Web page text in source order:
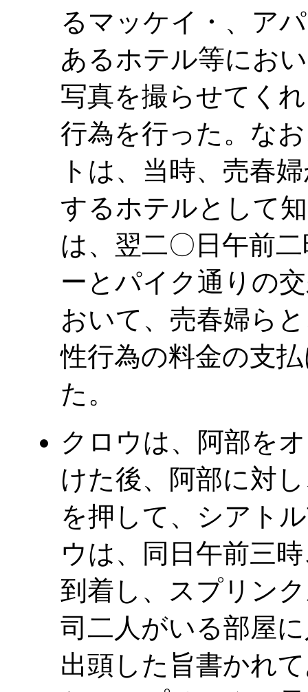
るマッケイ・、ア
あるホテル等にお
写真を撮らせてく
行為を行った。な
トは、当時、売春
するホテルとして
は、翌二〇日午前
ーとパイク通りの
おいて、売春婦ら
性行為の料金の支
た。
クロウは、阿部を
けた後、阿部に対
を押して、シアト
ウは、同日午前三
到着し、スプリン
司二人がいる部屋
出頭した旨書かれ